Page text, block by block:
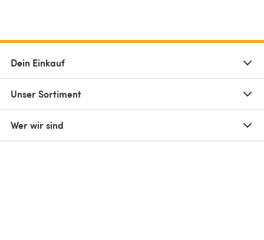
Dein Einkauf
Unser Sortiment
Wer wir sind